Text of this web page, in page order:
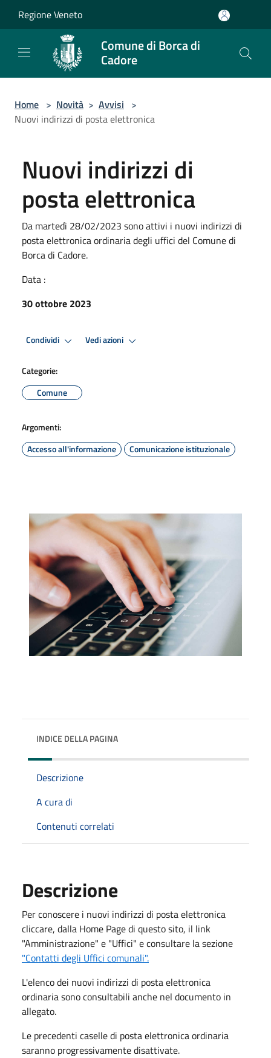
Regione Veneto
Comune di Borca di
Cadore
Home > Novità > Avvisi >
Nuovi indirizzi di posta elettronica
Nuovi indirizzi di
posta elettronica
Da martedì 28/02/2023 sono attivi i nuovi indirizzi di
posta elettronica ordinaria degli uffici del Comune di
Borca di Cadore.
Data :
30 ottobre 2023
Condividi Vedi azioni
Categorie:
Comune
Argomenti:
Accesso all'informazione
Comunicazione istituzionale
INDICE DELLA PAGINA
Descrizione
A cura di
Contenuti correlati
Descrizione
Per conoscere i nuovi indirizzi di posta elettronica
cliccare, dalla Home Page di questo sito, il link
"Amministrazione" e "Uffici" e consultare la sezione
"Contatti degli Uffici comunali".
L'elenco dei nuovi indirizzi di posta elettronica
ordinaria sono consultabili anche nel documento in
allegato.
Le precedenti caselle di posta elettronica ordinaria
saranno progressivamente disattivate.